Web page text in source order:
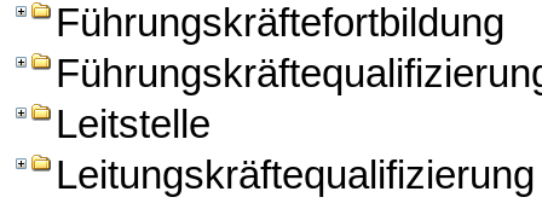
Führungskräftefortbildung
Leitstelle
Leitungskräftequalifizierung